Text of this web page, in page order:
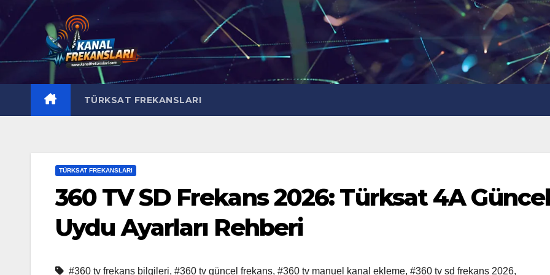
content
TÜRKSAT FREKANSLARI
TÜRKSAT FREKANSLARI
360 TV SD Frekans 2026: Türksat 4A
Uydu Ayarları Rehberi
#360 tv frekans bilgileri, #360 tv güncel frekans, #360 tv manuel kanal ekleme, #360 tv sd frekans 2026,